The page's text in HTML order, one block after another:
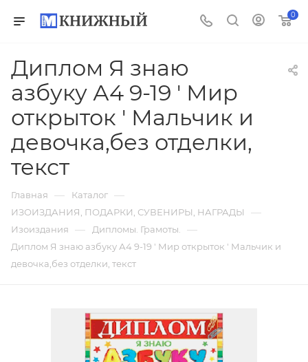
0
Диплом Я знаю
азбуку А4 9-19 ' Мир
открыток ' Мальчик и
девочка,без отделки,
текст
Главная — Каталог —
ИЗОИЗДАНИЯ, ПОДАРКИ, СУВЕНИРЫ, НАГРАДЫ —
Изоиздания — Дипломы. Грамоты. —
Диплом Я знаю азбуку А4 9-19 ' Мир открыток ' Мальчик и
девочка,без отделки, текст